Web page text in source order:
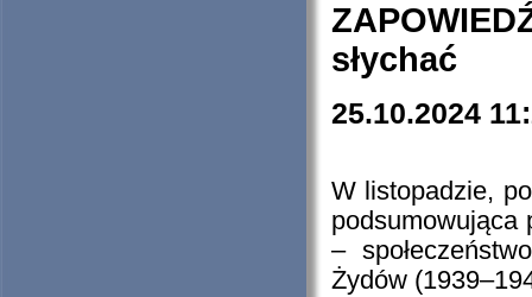
słychać
25.10.2024
W listopadzie,
podsumowująca
–
Żydów